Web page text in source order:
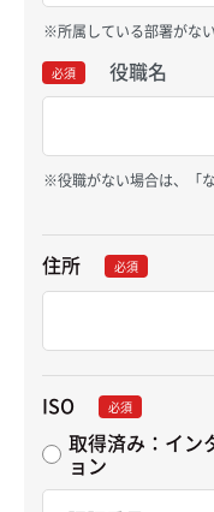
所属している部署がな
必須 役職名
役職がない場合は、「
住所 必須
ISO 必須
取得済み：イン
ョン